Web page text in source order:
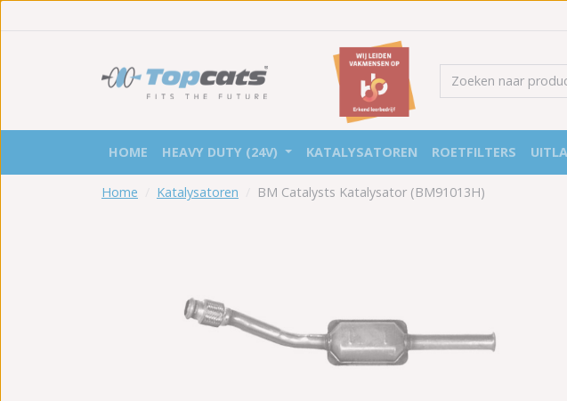
HOME HEAVY DUTY (24V) KATALYSATOREN ROETFILTERS
Home Katalysatoren BM Catalysts Katalysator (BM91013H)